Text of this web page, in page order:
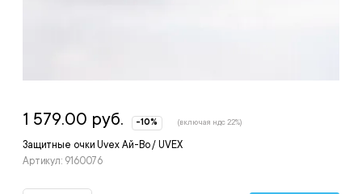
Защитные очки Uvex Ай-Во / UVEX
Артикул: 9160076
1 579.00 руб. -10% (включая ндс 22%)